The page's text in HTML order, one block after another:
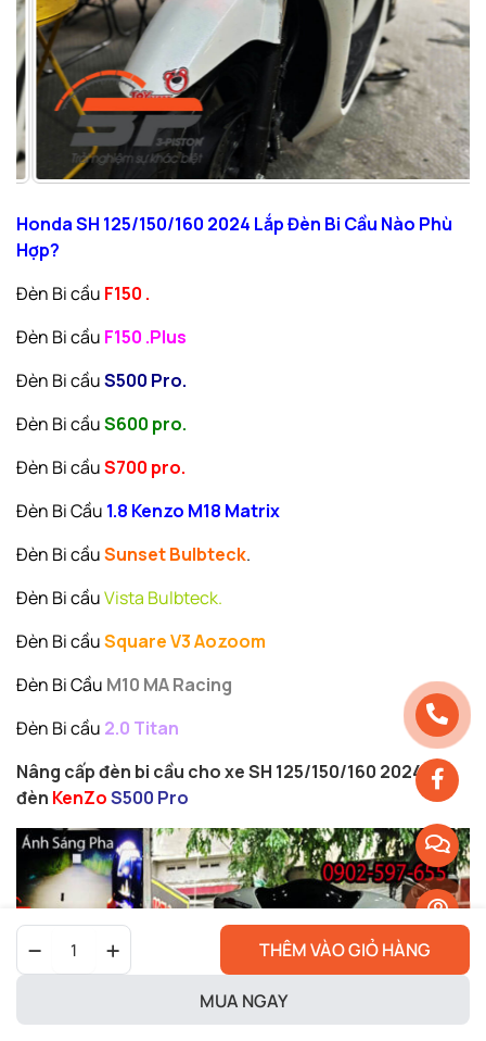
Cầu
THÊM VÀO GIỎ HÀNG
MUA NGAY
Honda SH 125/150/160 2024 Lắp Đèn Bi Cầu Nào Phù
Hợp?
Đèn Bi cầu F150 .
Đèn Bi cầu F150 .Plus
Đèn Bi cầuS500 Pro.
Đèn Bi cầuS600 pro.
Đèn Bi cầuS700 pro.
Đèn Bi Cầu 1.8 Kenzo M18 Matrix
Đèn Bi cầuSunset Bulbteck.
Đèn Bi cầuVista Bulbteck.
Đèn Bi cầuSquare V3 Aozoom
Đèn Bi Cầu M10 MA Racing
Đèn Bi cầu 2.0 Titan
Nâng cấp đèn bi cầu cho xe SH 125/150/160 2024 với
đèn KenZoS500 Pro